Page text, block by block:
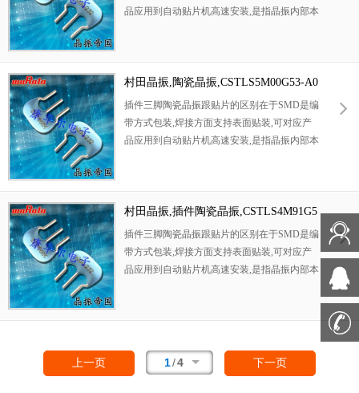
品应用到自动贴片机高速安装,是指晶振内部本
振而不是像压电石英晶体一样电谐振的方式起
振.这意味着它基本上不受外部电路或电源电压
波动的影响.从而可以制作成无需调整的高度稳
定的振荡电路. 作为微处理器在电路中使时钟
振荡器的匹配最适合的元件,并且得到了广泛应
村田晶振,陶瓷晶振,CSTLS5M00G53-A0
晶振
插件三脚陶瓷晶振跟贴片的区别在于SMD是编
带方式包装,焊接方面支持表面贴装,可对应产
品应用到自动贴片机高速安装,是指晶振内部本
振而不是像压电石英晶体一样电谐振的方式起
振.这意味着它基本上不受外部电路或电源电压
波动的影响.从而可以制作成无需调整的高度稳
定的振荡电路. 作为微处理器在电路中使时钟
振荡器的匹配最适合的元件,并且得到了广泛应
村田晶振,插件陶瓷晶振,CSTLS4M91G5
3-A0晶振
插件三脚陶瓷晶振跟贴片的区别在于SMD是编
带方式包装,焊接方面支持表面贴装,可对应产
品应用到自动贴片机高速安装,是指晶振内部本
振而不是像压电石英晶体一样电谐振的方式起
波动的影响.从而可以制作成无需调整的高度稳
定的振荡电路. 作为微处理器在电路中使时钟
上一页 1/4 下一页